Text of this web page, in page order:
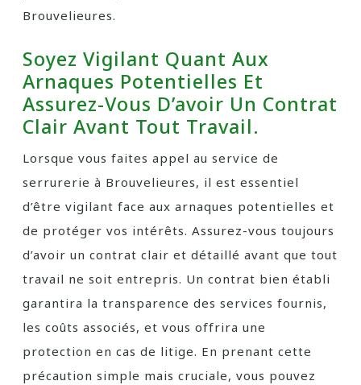
Brouvelieures.
Soyez Vigilant Quant Aux
Arnaques Potentielles Et
Assurez-Vous D’avoir Un Contrat
Clair Avant Tout Travail.
Lorsque vous faites appel au service de
serrurerie à Brouvelieures, il est essentiel
d’être vigilant face aux arnaques potentielles et
de protéger vos intérêts. Assurez-vous toujours
d’avoir un contrat clair et détaillé avant que tout
travail ne soit entrepris. Un contrat bien établi
garantira la transparence des services fournis,
les coûts associés, et vous offrira une
protection en cas de litige. En prenant cette
précaution simple mais cruciale, vous pouvez